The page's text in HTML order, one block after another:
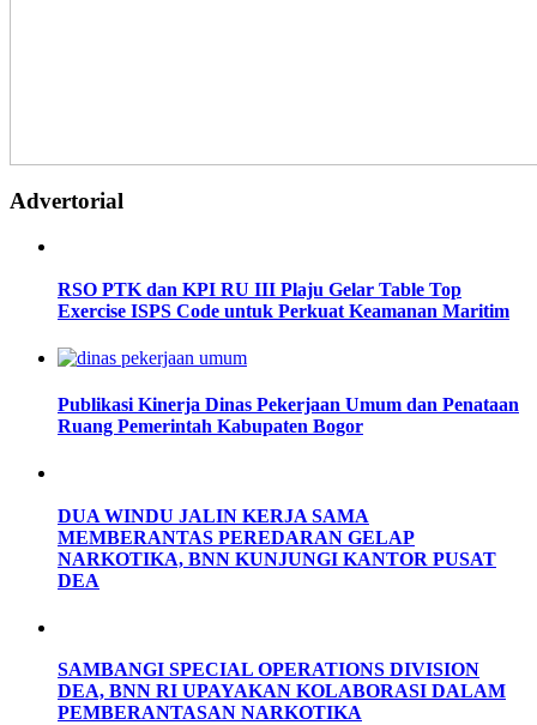
Advertorial
RSO PTK dan KPI RU III Plaju Gelar Table Top
Exercise ISPS Code untuk Perkuat Keamanan Maritim
Publikasi Kinerja Dinas Pekerjaan Umum dan Penataan
Ruang Pemerintah Kabupaten Bogor
DUA WINDU JALIN KERJA SAMA
MEMBERANTAS PEREDARAN GELAP
NARKOTIKA, BNN KUNJUNGI KANTOR PUSAT
DEA
SAMBANGI SPECIAL OPERATIONS DIVISION
DEA, BNN RI UPAYAKAN KOLABORASI DALAM
PEMBERANTASAN NARKOTIKA